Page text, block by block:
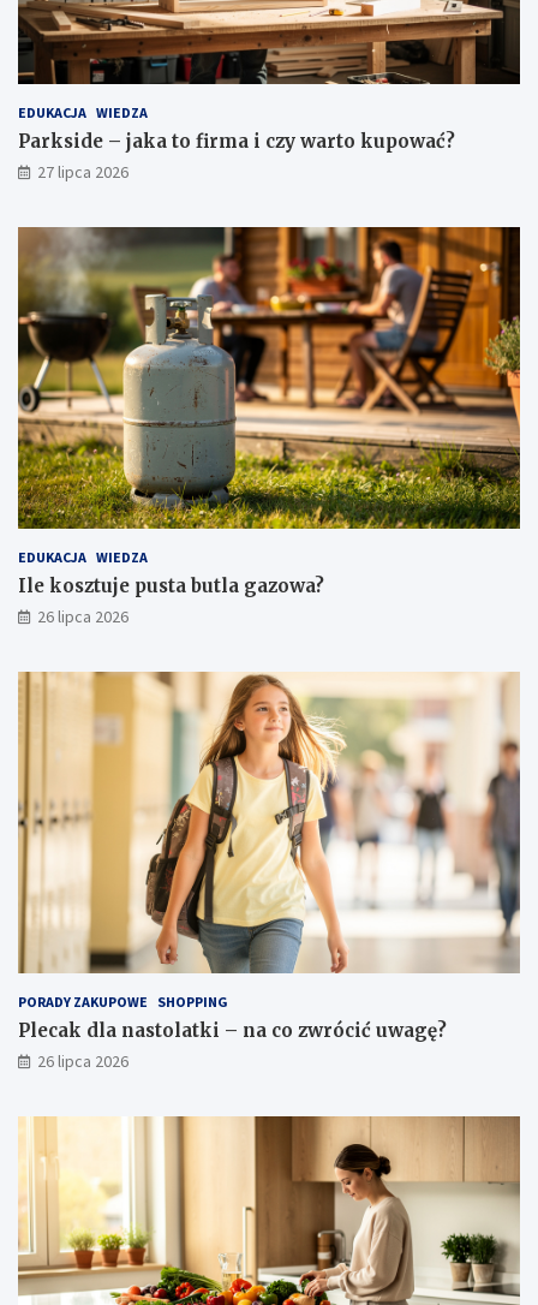
EDUKACJA WIEDZA
Parkside – jaka to firma i czy warto kupować?
27 lipca 2026
EDUKACJA WIEDZA
Ile kosztuje pusta butla gazowa?
26 lipca 2026
PORADY ZAKUPOWE SHOPPING
Plecak dla nastolatki – na co zwrócić uwagę?
26 lipca 2026